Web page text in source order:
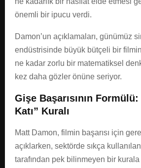
önemli bir ipucu verdi.
Damon’un açıklamaları, günümüz
endüstrisinde büyük bütçeli bir
ne kadar zorlu bir matematiksel
kez daha gözler önüne seriyor.
Gişe Başarısının
Katı” Kuralı
Matt Damon, filmin başarısı için
açıklarken, sektörde sıkça
tarafından pek bilinmeyen bir kurala